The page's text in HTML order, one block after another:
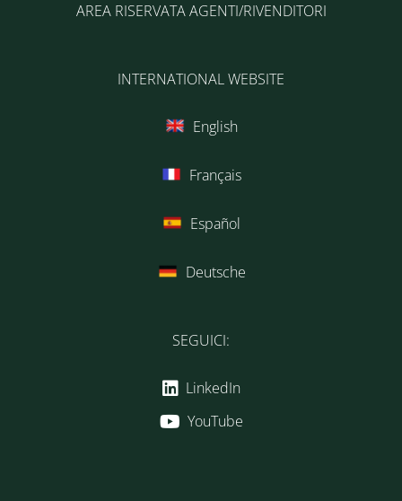
AREA RISERVATA AGENTI/RIVENDITORI
INTERNATIONAL WEBSITE
English
Français
Español
Deutsche
SEGUICI:
LinkedIn
YouTube